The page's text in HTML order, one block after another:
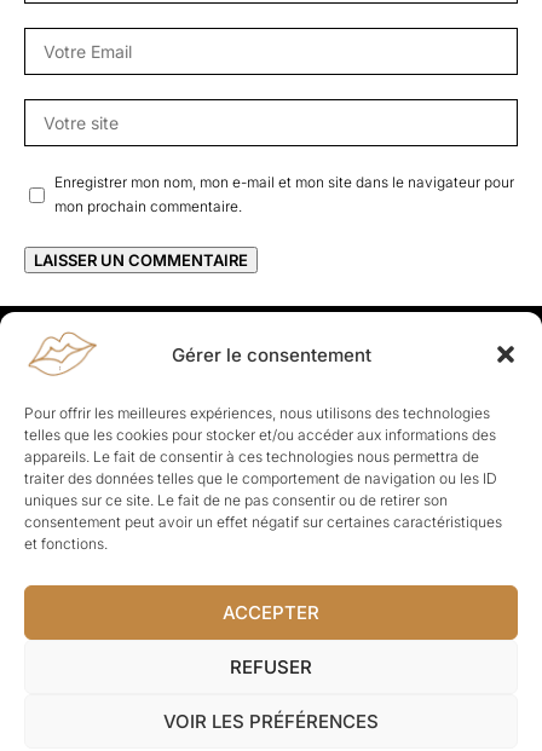
Gérer le consentement
Pour offrir les meilleures expériences, nous utilisons des technologies
telles que les cookies pour stocker et/ou accéder aux informations des
appareils. Le fait de consentir à ces technologies nous permettra de
traiter des données telles que le comportement de navigation ou les ID
uniques sur ce site. Le fait de ne pas consentir ou de retirer son
consentement peut avoir un effet négatif sur certaines caractéristiques
et fonctions.
ACCEPTER
REFUSER
VOIR LES PRÉFÉRENCES
Enregistrer mon nom, mon e-mail et mon site dans le navigateur pour
mon prochain commentaire.
Rapporteuses
À propos de Rapporteuses :Rapporteuses, c’est l’histoire de
Parisiennes, bien dans leurs baskets qui aiment rapporter ce qui leur
cause, leur apporte et leur rapporte !
Les Topics
Société Politique Business Culture
Sport
Lifestyle